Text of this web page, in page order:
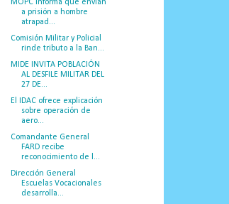
MOPC informa que envían
a prisión a hombre
atrapad...
Comisión Militar y Policial
rinde tributo a la Ban...
MIDE INVITA POBLACIÓN
AL DESFILE MILITAR DEL
27 DE...
El IDAC ofrece explicación
sobre operación de
aero...
Comandante General
FARD recibe
reconocimiento de l...
Dirección General
Escuelas Vocacionales
desarrolla...